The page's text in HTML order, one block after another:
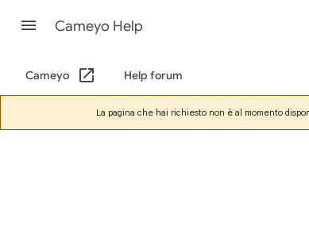
Cameyo Help
Cameyo Help forum
La pagina che hai richiesto non è al momento